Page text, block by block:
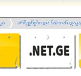
არჩევნები და მასთან